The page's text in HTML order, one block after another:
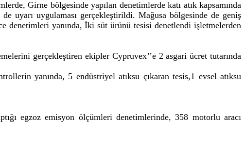
Girne bölgesinde yapılan denetimlerde katı atık kapsamında
uyarı uygulaması gerçekleştirildi. Mağusa bölgesinde de geniş
denetimleri yanında, İki süt ürünü tesisi denetlendi işletmelerden
gerçekleştiren ekipler Cypruvex’’e 2 asgari ücret tutarında
yanında, 5 endüstriyel atıksu çıkaran tesis,1 evsel atıksu
egzoz emisyon ölçümleri denetimlerinde, 358 motorlu aracı